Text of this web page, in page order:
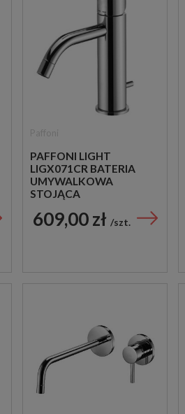
PAFFONI LIGHT
LIGX071CR BATERIA
UMYWALKOWA
STOJĄCA
CHROM
609,00 zł szt.